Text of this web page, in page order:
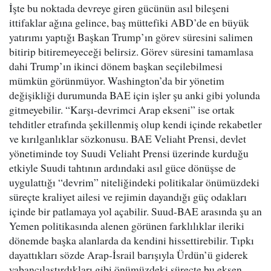
İşte bu noktada devreye giren gücünün asıl bileşeni
ittifaklar ağına gelince, baş müttefiki ABD’de en büyük
yatırımı yaptığı Başkan Trump’ın görev süresini salimen
bitirip bitiremeyeceği belirsiz. Görev süresini tamamlasa
dahi Trump’ın ikinci dönem başkan seçilebilmesi
mümkün görünmüyor. Washington’da bir yönetim
değişikliği durumunda BAE için işler şu anki gibi yolunda
gitmeyebilir. “Karşı-devrimci Arap ekseni” ise ortak
tehditler etrafında şekillenmiş olup kendi içinde rekabetler
ve kırılganlıklar sözkonusu. BAE Veliaht Prensi, devlet
yönetiminde toy Suudi Veliaht Prensi üzerinde kurduğu
etkiyle Suudi tahtının ardındaki asıl güce dönüşse de
uygulattığı “devrim” niteliğindeki politikalar önümüzdeki
süreçte kraliyet ailesi ve rejimin dayandığı güç odakları
içinde bir patlamaya yol açabilir. Suud-BAE arasında şu an
Yemen politikasında alenen görünen farklılıklar ileriki
dönemde başka alanlarda da kendini hissettirebilir. Tıpkı
dayattıkları sözde Arap-İsrail barışıyla Ürdün’ü giderek